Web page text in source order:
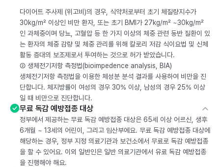
다이어트 주사제 (위고비)의 경우, 식약처로부터 초기 체질량지수가
30kg/m² 이상인 비만 환자, 또는 초기 BMI가 27kg/m² ~30kg/m²
인 과체중이며 당뇨, 고혈압 등 한 가지 이상의 체중 관련 동반 질환이 있
는 환자의 체중 감량 및 체중 관리를 위해 칼로리 저감 식이요법 및 신체
활동 증대의 보조제로서 투여하는 것으로 허가 받았습니다.
② 생체전기저항 측정법(bioimpedence analysis, BIA)
생체전기저항 측정법을 이용한 체성분 분석 결과를 사용하여 비만을 진
단합니다. 체지방률이 여성의 경우 30% 이상, 남성의 경우 25% 이상
일 때 비만으로 진단합니다.
무료 독감 예방접종 대상
정부에서 제공하는 무료 독감 예방접종 대상은 65세 이상 어르신, 생후
6개월 ~ 13세의 어린이, 그리고 임산부에요. 무료 독감 예방접종 대상에
해당하는 경우, 정부 지정 의료기관과 보건소에서 무료로 독감 예방접종
을 할 수 있어요. 이외 일반인은 일반 의료기관에서 유료 독감 예방접종
을 진행해야 해요.